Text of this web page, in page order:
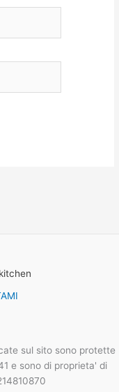
sul sito sono protette
e sono di proprieta' di